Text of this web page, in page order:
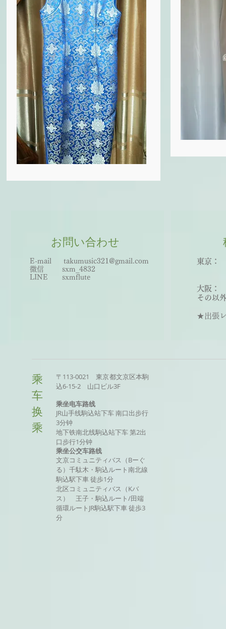
お問い合わせ
E-mail takumusic321@gmail.com
微信 sxm_ 4832
LINE sxmflute​
東京：
大阪
その以外
★出張レ
乘
车
换
乘
〒113-0021 東京都文京区本駒
込6-15-2 山口ビル3F
乘坐电车路线
JR山手线駒込站下车 南口出步行
3分钟
地下铁南北线駒込站下车 第2出
口步行1分钟
乘坐公交车路线
文京コミュニティバス（Bーぐ
る）千駄木・駒込ルート南北線
駒込駅下車 徒歩1分
北区コミュニティバス（Kバ
ス） 王子・駒込ルート/田端
循環ルートJR駒込駅下車 徒歩3
分